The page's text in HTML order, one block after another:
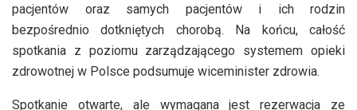
pacjentów oraz samych pacjentów i ich rodzin
bezpośrednio dotkniętych chorobą. Na końcu, całość
spotkania z poziomu zarządzającego systemem opieki
zdrowotnej w Polsce podsumuje wiceminister zdrowia.
Spotkanie otwarte, ale wymagana jest rezerwacja ze